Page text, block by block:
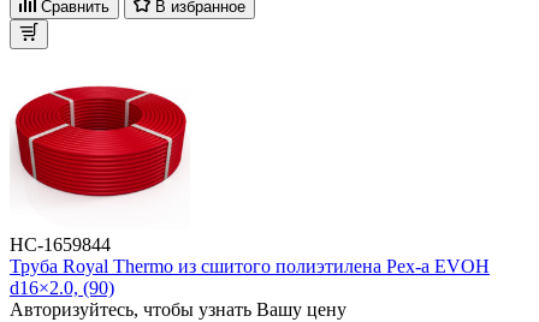
Сравнить В избранное
НС-1659844
Труба Royal Thermo из сшитого полиэтилена Pex-a EVOH
d16×2.0, (90)
Авторизуйтесь, чтобы узнать Вашу цену